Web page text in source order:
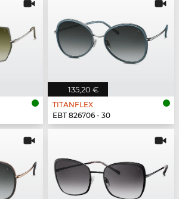
135,20 €
TITANFLEX
EBT 826706 - 30